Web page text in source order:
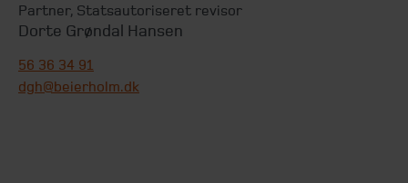
Partner, Statsautoriseret revisor
Dorte Grøndal Hansen
56 36 34 91
dgh@beierholm.dk